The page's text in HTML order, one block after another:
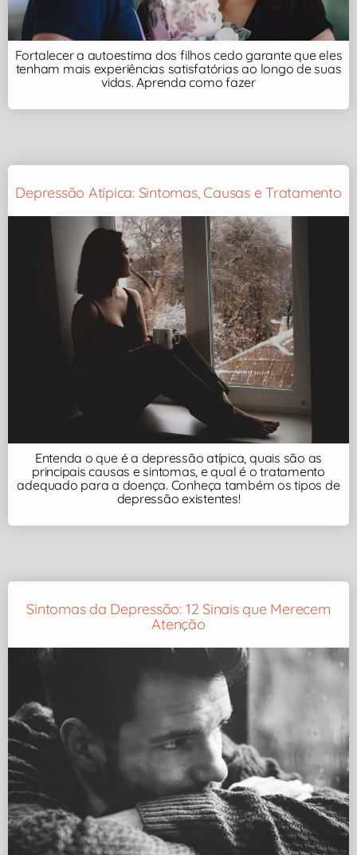
Fortalecer a autoestima dos filhos cedo garante que eles
tenham mais experiências satisfatórias ao longo de suas
vidas. Aprenda como fazer
Depressão Atípica: Sintomas, Causas e Tratamento
Entenda o que é a depressão atípica, quais são as
principais causas e sintomas, e qual é o tratamento
adequado para a doença. Conheça também os tipos de
depressão existentes!
Sintomas da Depressão: 12 Sinais que Merecem
Atenção